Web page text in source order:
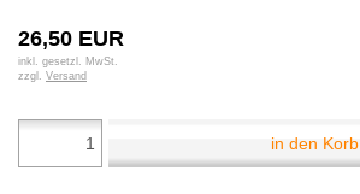
26,50 EUR
inkl. gesetzl. MwSt.
zzgl. Versand
in den Korb